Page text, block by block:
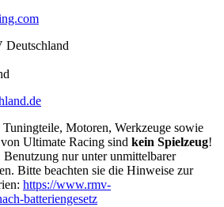
Deutschland
Motoren, Werkzeuge sowie
Ultimate Racing sind kein Spielzeug!
nur unter unmittelbarer
Bitte beachten sie die Hinweise zur
https://www.rmv-
batteriengesetz